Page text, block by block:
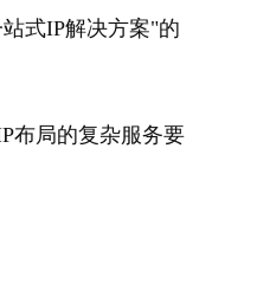
式IP解决方案"的
布局的复杂服务要